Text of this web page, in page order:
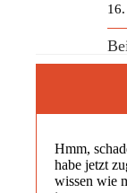
Hmm,
habe jetzt
wissen wie